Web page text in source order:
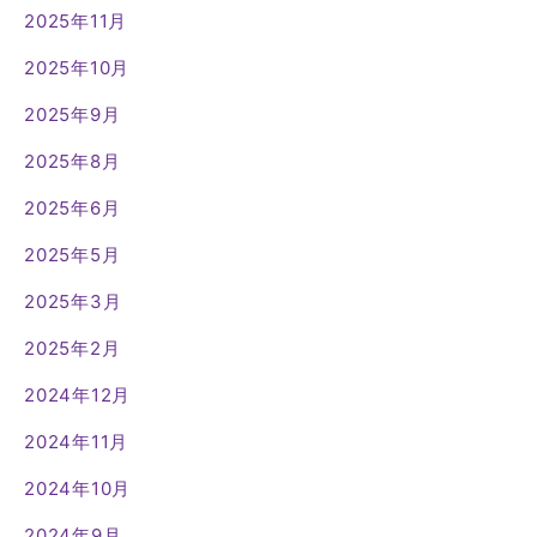
2025年11月
2025年10月
2025年9月
2025年8月
2025年6月
2025年5月
2025年3月
2025年2月
2024年12月
2024年11月
2024年10月